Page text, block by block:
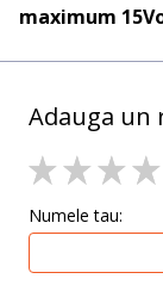
maximum
Adauga un
Numele tau: